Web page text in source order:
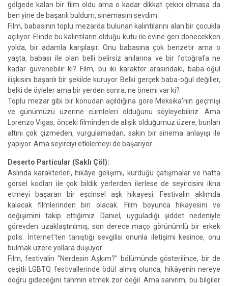
gölgede kalan bir film oldu ama o kadar dikkat çekici olmasa da
ben yine de başarılı buldum, sinemasını sevdim.
Film, babasının toplu mezarda bulunan kalıntılarını alan bir çocukla
açılıyor. Elinde bu kalıntıların olduğu kutu ile evine geri dönecekken
yolda, bir adamla karşılaşır. Onu babasına çok benzetir ama o
yaşta, babası ile olan belli belirsiz anılarına ve bir fotoğrafa ne
kadar güvenebilir ki? Film, bu iki karakter arasındaki, baba-oğul
ilişkisini başarılı bir şekilde kuruyor. Belki gerçek baba-oğul değiller,
belki de öyleler ama bir yerden sonra, ne önemi var ki?
Toplu mezar gibi bir konudan açıldığına göre Meksika'nın geçmişi
ve günümüzü üzerine cümleleri olduğunu söyleyebiliriz. Ama
Lorenzo Vigas, önceki filminden de alışık olduğumuz üzere, bunları
altını çok çizmeden, vurgulamadan, sakin bir sinema anlayışı ile
yapıyor. Ama seyirciyi etkilemeyi de başarıyor.
Deserto Particular (Saklı Çöl):
Aslında karakterleri, hikâye gelişimi, kurduğu çatışmalar ve hatta
görsel kodları ile çok bildik yerlerden ilerlese de seyircisini ikna
etmeyi başaran bir eşcinsel aşk hikayesi. Festivalin aklımda
kalacak filmlerinden biri olacak. Film boyunca hikayesini ve
değişimini takip ettiğimiz Daniel, uyguladığı şiddet nedeniyle
görevden uzaklaştırılmış, son derece maço görünümlü bir erkek
polis. İnternet'ten tanıştığı sevgilisi onunla iletişimi kesince, onu
bulmak üzere yollara düşüyor.
Film, festivalin "Nerdesin Aşkım?" bölümünde gösterilince, bir de
çeşitli LGBTQ festivallerinde ödül almış olunca, hikâyenin nereye
doğru gideceğini tahmin etmek zor değil. Ama sanırım, bu bilgiler